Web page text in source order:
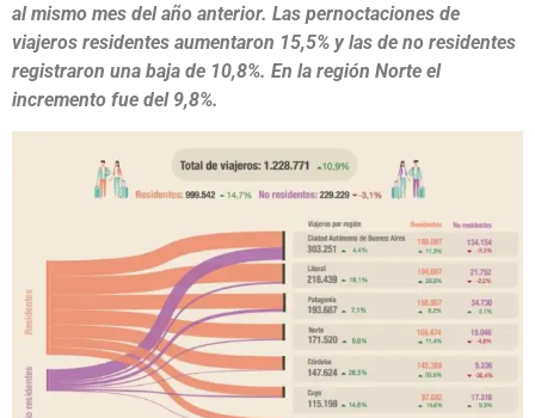
al mismo mes del año anterior. Las pernoctaciones de
viajeros residentes aumentaron 15,5% y las de no residentes
registraron una baja de 10,8%. En la región Norte el
incremento fue del 9,8%.